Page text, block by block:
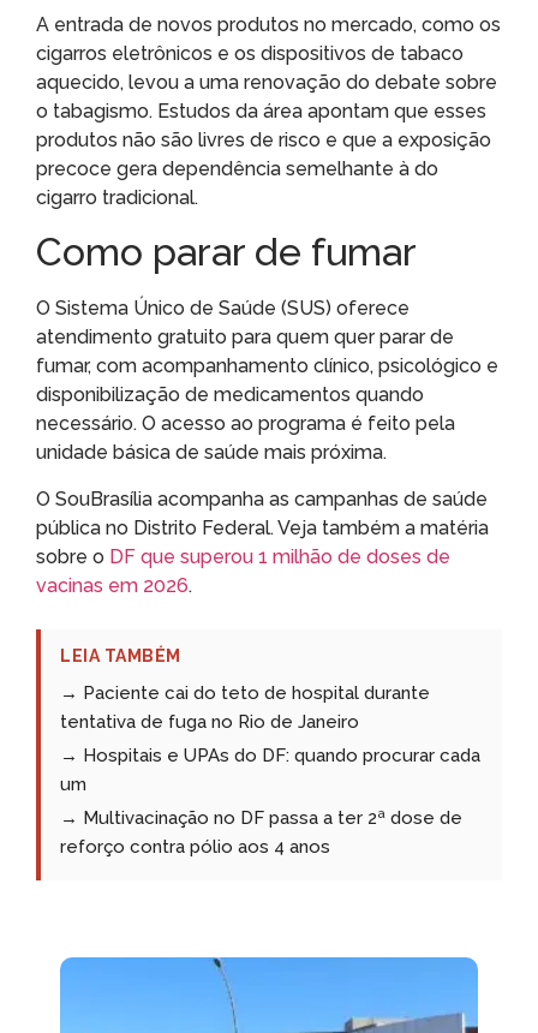
A entrada de novos produtos no mercado, como os
cigarros eletrônicos e os dispositivos de tabaco
aquecido, levou a uma renovação do debate sobre
o tabagismo. Estudos da área apontam que esses
produtos não são livres de risco e que a exposição
precoce gera dependência semelhante à do
cigarro tradicional.
Como parar de fumar
O Sistema Único de Saúde (SUS) oferece
atendimento gratuito para quem quer parar de
fumar, com acompanhamento clínico, psicológico e
disponibilização de medicamentos quando
necessário. O acesso ao programa é feito pela
unidade básica de saúde mais próxima.
O SouBrasília acompanha as campanhas de saúde
pública no Distrito Federal. Veja também a matéria
sobre o DF que superou 1 milhão de doses de
vacinas em 2026.
LEIA TAMBÉM
→ Paciente cai do teto de hospital durante
tentativa de fuga no Rio de Janeiro
→ Hospitais e UPAs do DF: quando procurar cada
um
→ Multivacinação no DF passa a ter 2ª dose de
reforço contra pólio aos 4 anos